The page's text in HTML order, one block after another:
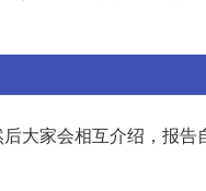
大家会相互介绍，报告